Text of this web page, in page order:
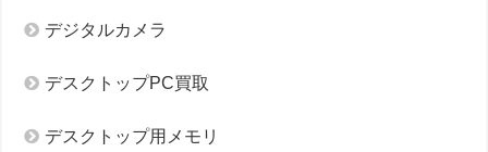
デジタルカメラ
デスクトップPC買取
デスクトップ用メモリ